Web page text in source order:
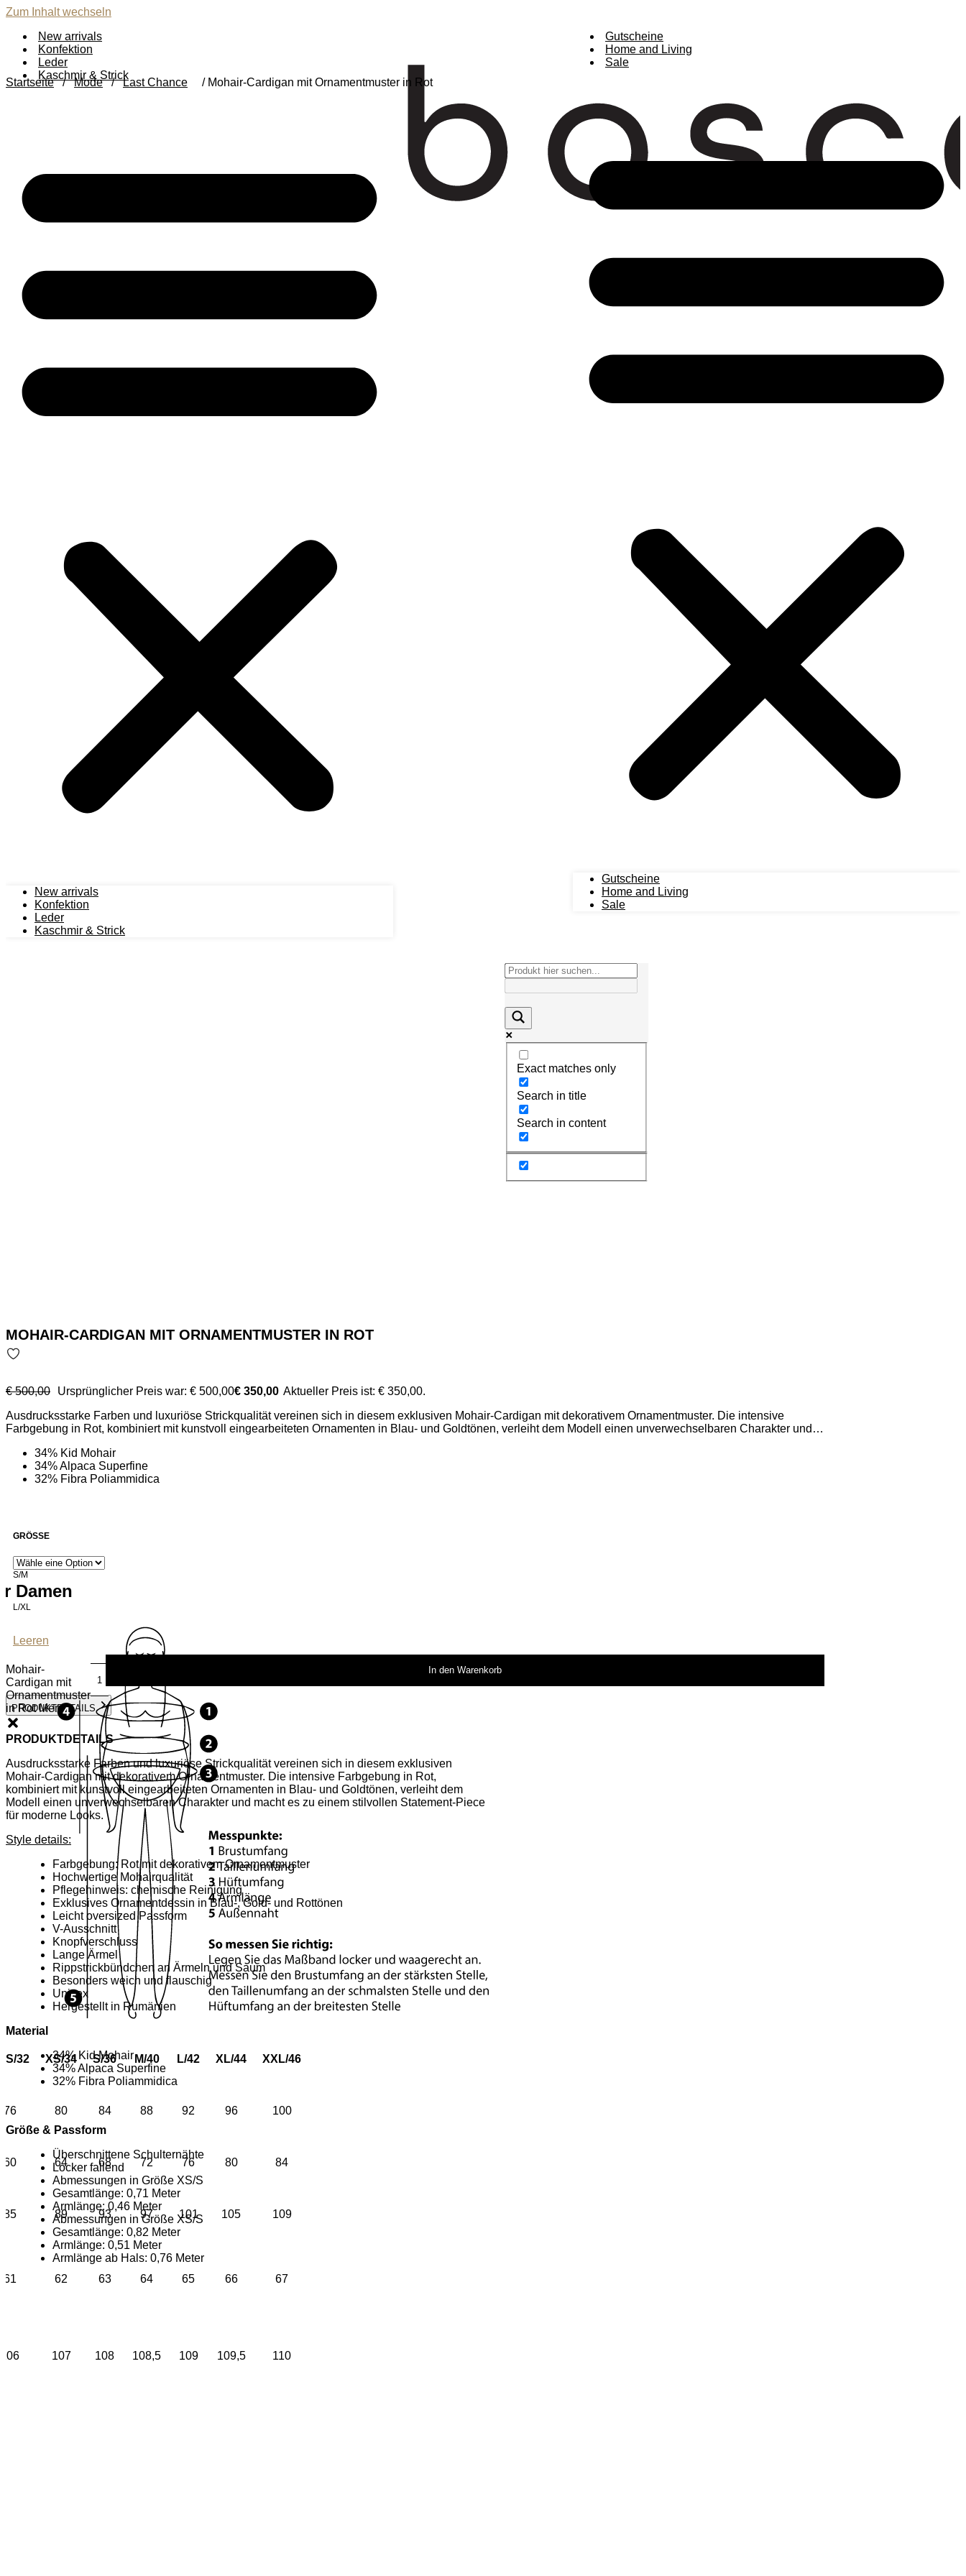
Zum Inhalt wechseln
New arrivals
Konfektion
Leder
Kaschmir & Strick
New arrivals
Konfektion
Leder
Kaschmir & Strick
Gutscheine
Home and Living
Sale
Gutscheine
Home and Living
Sale
Exact matches only
Search in title
Search in content
Startseite / Mode / Last Chance / Mohair-Cardigan mit Ornamentmuster in Rot
MOHAIR-CARDIGAN MIT ORNAMENTMUSTER IN ROT
€500,00 Ursprünglicher Preis war: € 500,00€ 350,00 Aktueller Preis ist: € 350,00.
Ausdrucksstarke Farben und luxuriöse Strickqualität vereinen sich in diesem exklusiven Mohair-Cardigan mit dekorativem Ornamentmuster. Die intensive
Farbgebung in Rot, kombiniert mit kunstvoll eingearbeiteten Ornamenten in Blau- und Goldtönen, verleiht dem Modell einen unverwechselbaren Charakter und
34% Kid Mohair
34% Alpaca Superfine
32% Fibra Poliammidica
Damen
32 XS/34 S/36 M/40 L/42 XL/44 XXL/46
76 80 84 88 92 96 100
60 64 68 72 76 80 84
85 89 93 97 101 105 109
61 62 63 64 65 66 67
106 107 108 108,5 109 109,5 110
GRÖSSE
S/M
L/XL
Leeren
Mohair-
Cardigan mit
Ornamentmuster
in Rot Menge
In den Warenkorb
PRODUKTDETAILS
PRODUKTDETAILS
Ausdrucksstarke Farben und luxuriöse Strickqualität vereinen sich in diesem exklusiven
Mohair-Cardigan mit dekorativem Ornamentmuster. Die intensive Farbgebung in Rot,
kombiniert mit kunstvoll eingearbeiteten Ornamenten in Blau- und Goldtönen, verleiht dem
Modell einen unverwechselbaren Charakter und macht es zu einem stilvollen Statement-Piece
für moderne Looks.
Style details:
Farbgebung: Rot mit dekorativem Ornamentmuster
Hochwertige Mohairqualität
Pflegehinweis: chemische Reinigung
Exklusives Ornamentdessin in Blau-, Gold- und Rottönen
Leicht oversized Passform
V-Ausschnitt
Knopfverschluss
Lange Ärmel
Rippstrickbündchen an Ärmeln und Saum
Besonders weich und flauschig
Unisex
Hergestellt in Rumänien
Material
34% Kid Mohair
34% Alpaca Superfine
32% Fibra Poliammidica
Größe & Passform
Überschnittene Schulternähte
Locker fallend
Abmessungen in Größe XS/S
Gesamtlänge: 0,71 Meter
Armlänge: 0,46 Meter
Abmessungen in Größe XS/S
Gesamtlänge: 0,82 Meter
Armlänge: 0,51 Meter
Armlänge ab Hals: 0,76 Meter